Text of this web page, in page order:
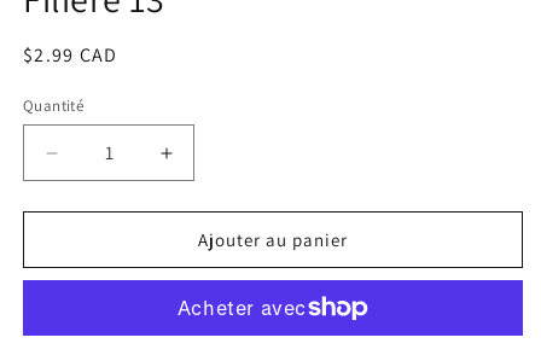
dans
modale
Prix
$2.99 CAD
Quantité
Réduire
la
quantité
Filière
Augmenter
la
quantité
Filière
Ajouter au panier